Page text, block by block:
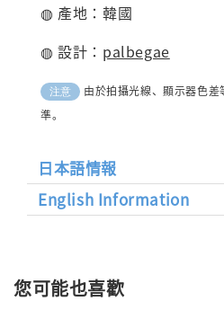
◍ 產地：韓國
◍ 設計： palbegae
注意
由於拍攝光線、顯示器色
準。
日本語情報
English Information
您可能也喜歡